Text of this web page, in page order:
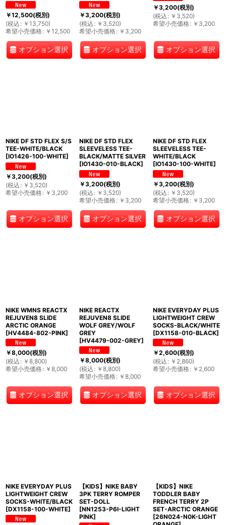
￥12,500(税別)
(税込 : ￥ 13,750)
希望小売価格: ￥ 12,500
オプション選択
￥3,200(税別)
(税込 : ￥ 3,520)
希望小売価格: ￥ 3,200
オプション選択
￥3,200(税別)
(税込 : ￥ 3,520)
希望小売価格: ￥ 3,200
オプション選択
NIKE DF STD FLEX S/S
TEE-WHITE/BLACK
[IO1426-100-WHITE]
￥3,200(税別)
(税込 : ￥ 3,520)
希望小売価格: ￥ 3,200
オプション選択
NIKE DF STD FLEX
SLEEVELESS TEE-
BLACK/MATTE SILVER
[IO1430-010-BLACK]
￥3,200(税別)
(税込 : ￥ 3,520)
希望小売価格: ￥ 3,200
オプション選択
NIKE DF STD FLEX
SLEEVELESS TEE-
WHITE/BLACK
[IO1430-100-WHITE]
￥3,200(税別)
(税込 : ￥ 3,520)
希望小売価格: ￥ 3,200
オプション選択
NIKE WMNS REACTX
REJUVEN8 SLIDE
ARCTIC ORANGE
[HV4484-802-PINK]
￥8,000(税別)
(税込 : ￥ 8,800)
希望小売価格: ￥ 8,000
オプション選択
NIKE REACTX
REJUVEN8 SLIDE
WOLF GREY/WOLF
GREY
[HV4479-002-GREY]
￥8,000(税別)
(税込 : ￥ 8,800)
希望小売価格: ￥ 8,000
オプション選択
NIKE EVERYDAY PLUS
LIGHTWEIGHT CREW
SOCKS-BLACK/WHITE
[DX1158-010-BLACK]
￥2,600(税別)
(税込 : ￥ 2,860)
希望小売価格: ￥ 2,600
オプション選択
NIKE EVERYDAY PLUS
LIGHTWEIGHT CREW
SOCKS-WHITE/BLACK
[DX1158-100-WHITE]
【KIDS】NIKE BABY
3PK TERRY ROMPER
SET-DOLL
[NN1253-P6I-LIGHT
PINK]
【KIDS】NIKE
TODDLER BABY
FRENCH TERRY 2P
SET-ARCTIC ORANGE
[26N024-N0K-LIGHT